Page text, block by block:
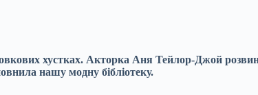
хустках. Акторка Аня Тейлор-Джой
нашу модну бібліотеку.